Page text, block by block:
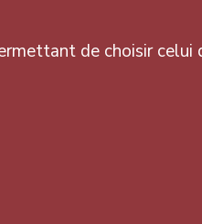
de choisir celui